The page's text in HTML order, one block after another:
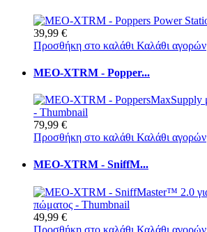
39,99 €
Προσθήκη στο καλάθι Καλάθι αγορών
MEO-XTRM - Popper...
79,99 €
Προσθήκη στο καλάθι Καλάθι αγορών
MEO-XTRM - SniffM...
49,99 €
Προσθήκη στο καλάθι Καλάθι αγορών